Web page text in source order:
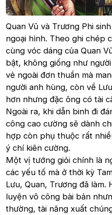
Quan Vũ và Trương Phi
ngoại hình. Theo ghi chép
cùng vóc dáng của Quan
bật, không giống như
vẻ ngoài đơn thuần mà
người anh hùng, còn về
hơn nhưng đặc ông có tài
Ngoài ra, khi dẫn binh đi
công cao cường sẽ dành
hợp còn phụ thuộc rất
ý chí kiên cường.
Một vị tướng giỏi chính là
các yếu tố mà ở thời kỳ
Lưu, Quan, Trương đã
luyện võ công bài bản
thường, tài năng xuất